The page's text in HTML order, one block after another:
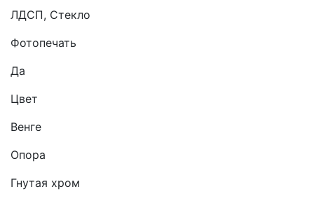
ЛДСП, Стекло
Фотопечать
Да
Цвет
Венге
Опора
Гнутая хром